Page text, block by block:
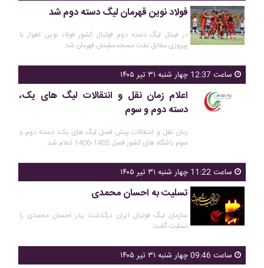
فولاد نوین قهرمان لیگ دسته دوم شد
در فینال لیگ دسته دوم فوتبال کشور فولاد نوین اهواز با
پیروزی مقابل نفت مسجدسلیمان قهرمان شد.
ساعت 12:37 چهار شنبه ۳۱ تیر ۱۴۰۵
اعلام زمان نقل و انتقالات لیگ های یک،
دسته دوم و سوم
زمان نقل و انتقالات پیش فصل لیگ های یک، دسته دوم و
سوم باشگاه های کشور فصل 1405-1406 اعلام شد.
ساعت 11:22 چهار شنبه ۳۱ تیر ۱۴۰۵
تسلیت به احسان محمدی
سازمان لیگ فوتبال ایران درگذشت پدر احسان محمدی را
تسلیت گفت.
ساعت 09:46 چهار شنبه ۳۱ تیر ۱۴۰۵